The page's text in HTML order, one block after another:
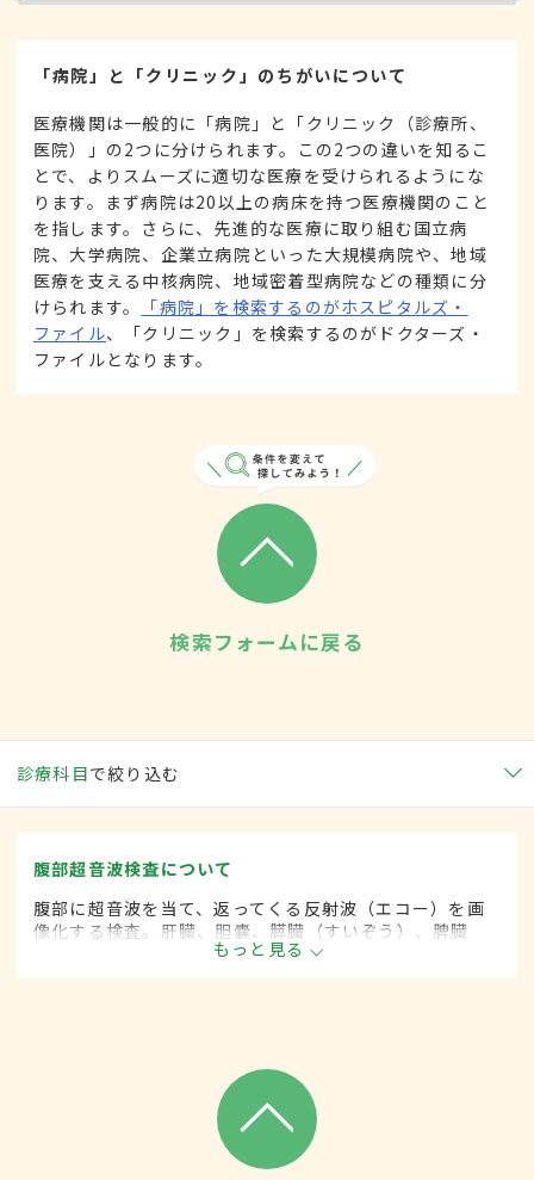
「病院」と「クリニック」のちがいについて
医療機関は一般的に「病院」と「クリニック（診療所、
医院）」の2つに分けられます。この2つの違いを知るこ
とで、よりスムーズに適切な医療を受けられるようにな
ります。まず病院は20以上の病床を持つ医療機関のこと
を指します。さらに、先進的な医療に取り組む国立病
院、大学病院、企業立病院といった大規模病院や、地域
医療を支える中核病院、地域密着型病院などの種類に分
けられます。
「病院」を検索するのがホスピタルズ・
ファイル、「クリニック」を検索するのがドクターズ・
ファイルとなります。
検索フォームに戻る
診療科目で絞り込む
腹部超音波検査について
腹部に超音波を当て、返ってくる反射波（エコー）を画
像化する検査。肝臓、胆嚢、膵臓（すいぞう）、脾臓
（ひぞう）、腎臓、大動脈、前立腺、膀胱、子宮、卵巣
などの異常を観察でき、早期がんの発見にも有用。腹部
もっと見る